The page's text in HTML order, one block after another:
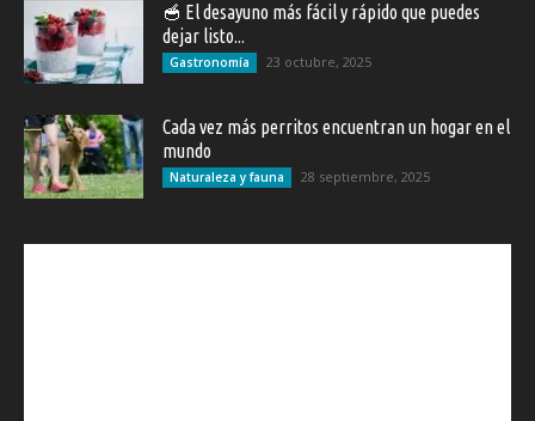
🥣 El desayuno más fácil y rápido que puedes
dejar listo...
Gastronomía 23 octubre, 2025
Cada vez más perritos encuentran un hogar en el
mundo
Naturaleza y fauna 28 septiembre, 2025